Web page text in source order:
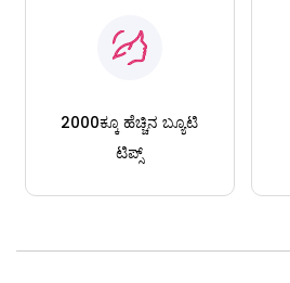
2000ಕ್ಕೂ ಹೆಚ್ಚಿನ ಬ್ಯೂಟಿ
ಟಿಪ್ಸ್